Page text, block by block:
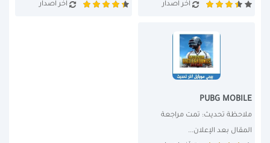
اخر اصدار
اخر اصدار
PUBG MOBILE
المقال بعد الإعلان...